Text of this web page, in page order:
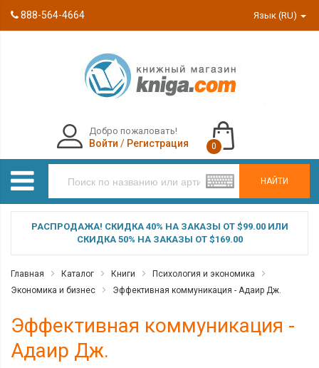
888-564-4664 Язык (RU)
НАЙТИ
Добро пожаловать!
Войти / Регистрация 0
РАСПРОДАЖА! СКИДКА 40% НА ЗАКАЗЫ ОТ $99.00 ИЛИ
СКИДКА 50% НА ЗАКАЗЫ ОТ $169.00
Главная Каталог Книги
Психология и экономика
Экономика и бизнес
Эффективная коммуникация - Адаир Дж.
Эффективная коммуникация -
Адаир Дж.